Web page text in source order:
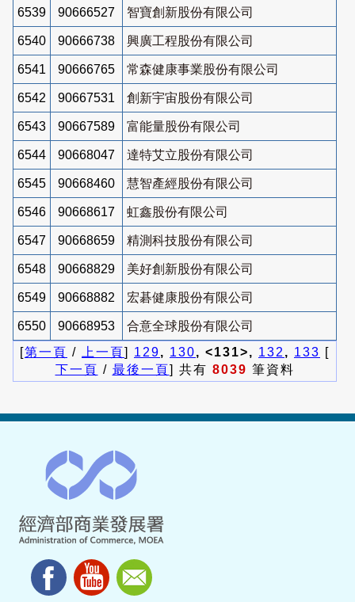
6539 90666527 智寶創新股份有限公司
6540 90666738 興廣工程股份有限公司
6541 90666765 常森健康事業股份有限公司
6542 90667531 創新宇宙股份有限公司
6543 90667589 富能量股份有限公司
6544 90668047 達特艾立股份有限公司
6545 90668460 慧智產經股份有限公司
6546 90668617 虹鑫股份有限公司
6547 90668659 精測科技股份有限公司
6548 90668829 美好創新股份有限公司
6549 90668882 宏碁健康股份有限公司
6550 90668953
合意全球股份有限公司
[第一頁 / 上一頁] 129, 130, <131>, 132 , 133 [
下一頁 / 最後一頁] 共有 8039 筆資料